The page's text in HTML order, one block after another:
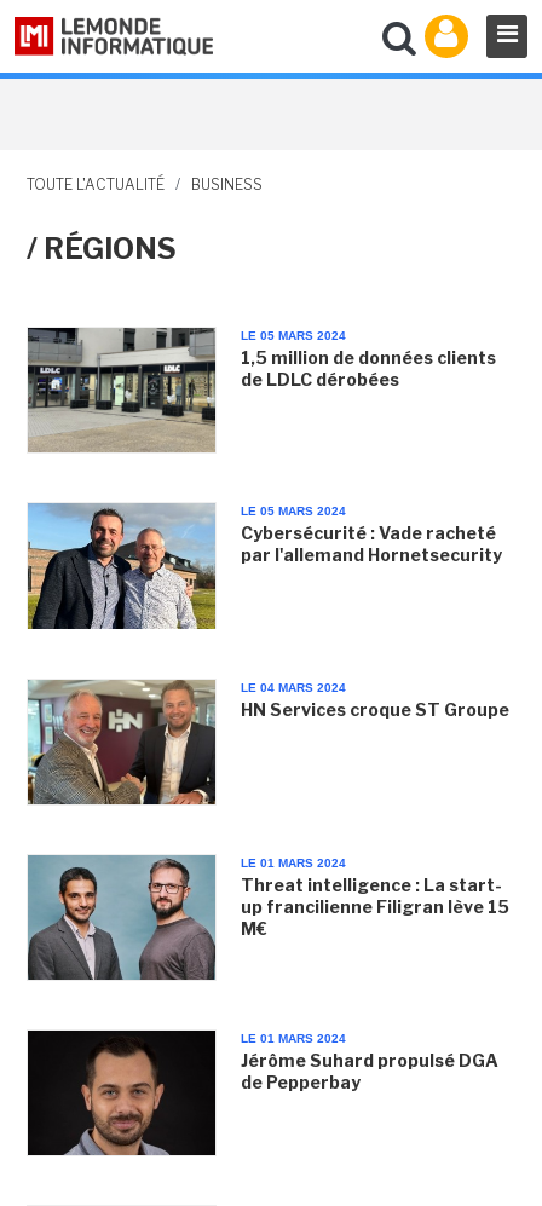
TOUTE L'ACTUALITÉ / BUSINESS
/ RÉGIONS
LE 05 MARS 2024
1,5 million de données clients
de LDLC dérobées
LE 05 MARS 2024
Cybersécurité : Vade racheté
par l'allemand Hornetsecurity
LE 04 MARS 2024
HN Services croque ST Groupe
LE 01 MARS 2024
Threat intelligence : La start-
up francilienne Filigran lève 15
M€
LE 01 MARS 2024
Jérôme Suhard propulsé DGA
de Pepperbay